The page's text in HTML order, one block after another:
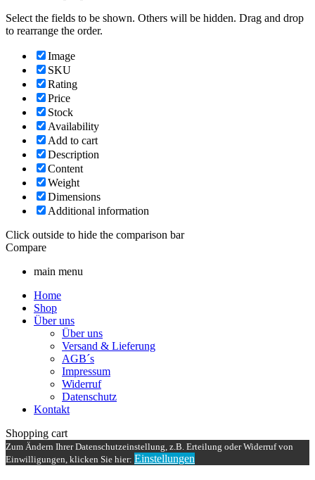
Select the fields to be shown. Others will be hidden. Drag and drop
to rearrange the order.
Image
SKU
Rating
Price
Stock
Availability
Add to cart
Description
Content
Weight
Dimensions
Additional information
Click outside to hide the comparison bar
Compare
main menu
Home
Shop
Über uns
Über uns
Versand & Lieferung
AGB´s
Impressum
Widerruf
Datenschutz
Kontakt
Shopping cart
Zum Ändern Ihrer Datenschutzeinstellung, z.B. Erteilung oder Widerruf von
Einwilligungen, klicken Sie hier: Einstellungen